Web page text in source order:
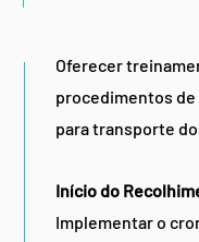
Oferecer
procedimentos de
para transporte
Início do
Implementar o